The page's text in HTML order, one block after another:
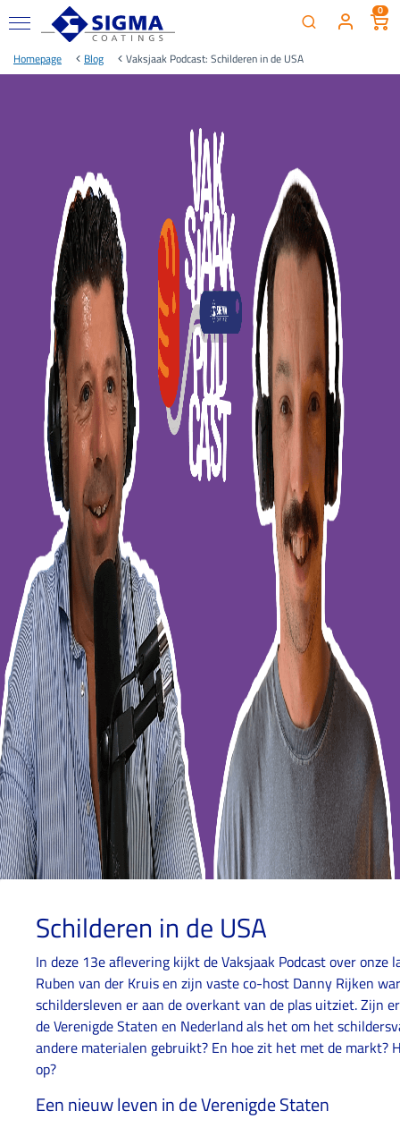
0
Homepage Blog Vaksjaak Podcast: Schilderen in de USA
Schilderen in de USA
In deze 13e aflevering kijkt de Vaksjaak Podcast over onze
Ruben van der Kruis en zijn vaste co-host Danny Rijken
schildersleven er aan de overkant van de plas uitziet. Zijn
de Verenigde Staten en Nederland als het om het
andere materialen gebruikt? En hoe zit het met de markt?
op?
Een nieuw leven in de Verenigde Staten